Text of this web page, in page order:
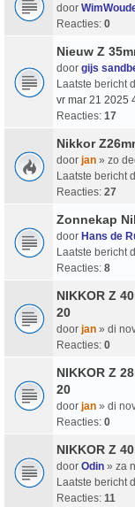
door
Reacties: 0
Nieuw Z
door gijs
Laatste bericht
vr mar 21 2025
Reacties: 17
Nikkor
door jan » zo
Laatste bericht
Reacties: 27
Zonnekap
door Hans de
Laatste bericht
Reacties: 8
NIKKOR Z
20
door jan » di
Reacties: 0
NIKKOR Z
20
door jan » di
Reacties: 0
NIKKOR Z
door Odin » za
Laatste bericht
Reacties: 11